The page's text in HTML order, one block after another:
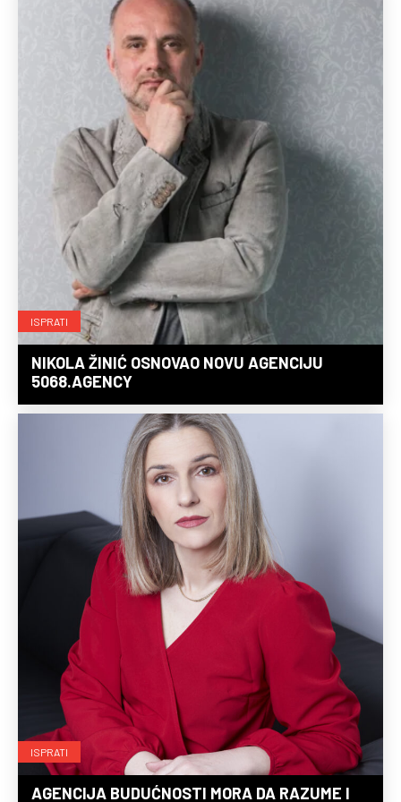
ISPRATI
NIKOLA ŽINIĆ OSNOVAO NOVU AGENCIJU
5068.AGENCY
ISPRATI
AGENCIJA BUDUĆNOSTI MORA DA RAZUME I